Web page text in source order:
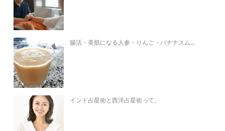
腸活・美肌になる人参・りんご・バナナスム...
インド占星術と西洋占星術って。